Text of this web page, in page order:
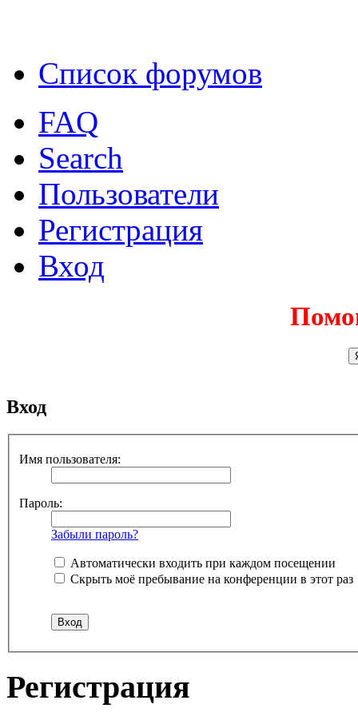
Список форумов
FAQ
Search
Пользователи
Регистрация
Вход
Вход
Имя пользователя:
Пароль:
Забыли пароль?
Автоматически входить при каждом посещении
Скрыть моё пребывание на конференции в этот раз
Регистрация